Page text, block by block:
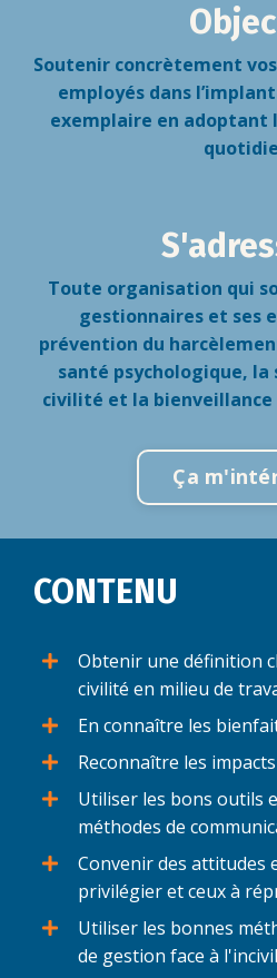
Soutenir concrètement
employés dans
exemplaire en adoptant
Toute organisation qui
gestionnaires et ses
prévention du
santé psychologique,
civilité et la
Ça
CONTENU
Obtenir une définition
civilité en milieu de
En connaître les
Reconnaître les
Utiliser les bons outils
méthodes de
Convenir des attitudes
privilégier et ceux à
Utiliser les bonnes
de gestion face à